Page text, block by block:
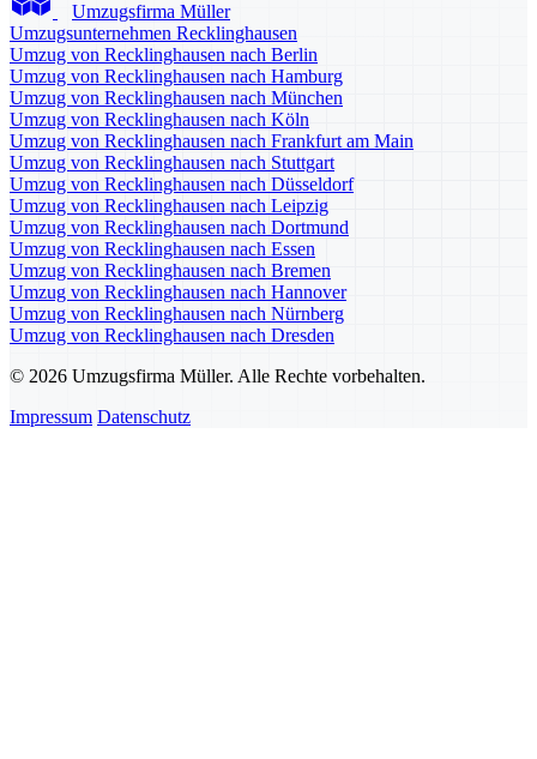
Umzugsfirma Müller
Umzugsunternehmen Recklinghausen
Umzug von Recklinghausen nach Berlin
Umzug von Recklinghausen nach Hamburg
Umzug von Recklinghausen nach München
Umzug von Recklinghausen nach Köln
Umzug von Recklinghausen nach Frankfurt am Main
Umzug von Recklinghausen nach Stuttgart
Umzug von Recklinghausen nach Düsseldorf
Umzug von Recklinghausen nach Leipzig
Umzug von Recklinghausen nach Dortmund
Umzug von Recklinghausen nach Essen
Umzug von Recklinghausen nach Bremen
Umzug von Recklinghausen nach Hannover
Umzug von Recklinghausen nach Nürnberg
Umzug von Recklinghausen nach Dresden
© 2026 Umzugsfirma Müller. Alle Rechte vorbehalten.
Impressum Datenschutz